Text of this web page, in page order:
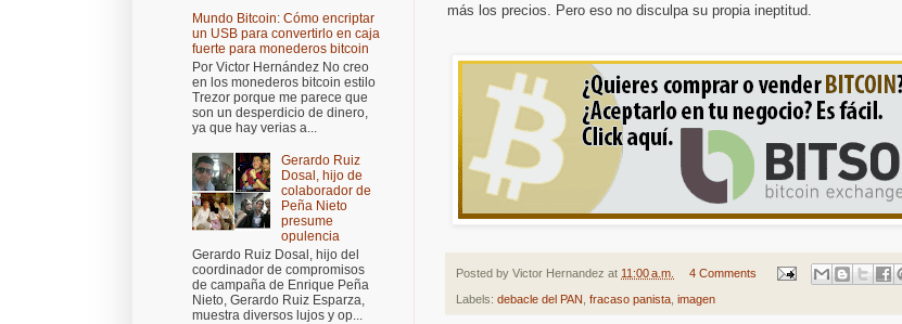
más los precios. Pero eso no disculpa su propia ineptitud.
Posted by Victor Hernandez at 11:00 a.m. 4 Comments
Labels: debacle del PAN fracaso panista imagen
Mundo Bitcoin: Cómo encriptar
un USB para convertirlo en caja
fuerte para monederos bitcoin
Por Victor Hernández No creo
en los monederos bitcoin estilo
Trezor porque me parece que
son un desperdicio de dinero,
ya que hay verias a...
Gerardo Ruiz
Dosal, hijo de
colaborador de
Peña Nieto
presume
opulencia
Gerardo Ruiz Dosal, hijo del
coordinador de compromisos
de campaña de Enrique Peña
Nieto, Gerardo Ruiz Esparza,
muestra diversos lujos y op...